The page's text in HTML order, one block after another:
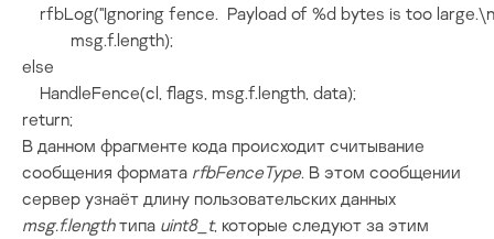
rfbLog("Ignoring fence.  Payload of %d bytes is too
           msg.f.length);
else
    HandleFence(cl, flags, msg.f.length, data);
return;
В данном фрагменте кода происходит считывание
сообщения формата rfbFenceType. В этом сообщении
сервер узнаёт длину пользовательских данных
msg.f.lengthтипа uint8_t, которые следуют за этим